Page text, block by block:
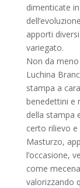
dimenticate
apporti
variegato.
Non da
Luchina
stampa a
benedettini e
della stampa
certo rilievo
Masturzo,
l’occasione,
come
valorizzando